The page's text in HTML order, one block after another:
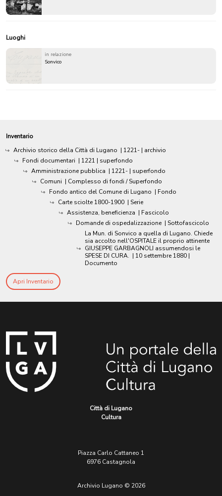
Luoghi
in relazione
Sonvico
Inventario
Archivio storico della Città di Lugano | 1221- | archivio
Fondi documentari | 1221 | superfondo
Amministrazione pubblica | 1221- | superfondo
Comuni | Complesso di fondi / Superfondo
Fondo antico del Comune di Lugano | Fondo
Carte sciolte 1800-1900 | Serie
Assistenza, beneficienza | Fascicolo
Domande di ospedalizzazione | Sottofascicolo
La Mun. di Sonvico a quella di Lugano. Chiede
sia accolto nell'OSPITALE il proprio attinente
GIUSEPPE GARBAGNOLI assumendosi le
SPESE DI CURA. | 10 settembre 1880 |
Documento
Apri Inventario
Città di Lugano
Cultura
Piazza Carlo Cattaneo 1
6976 Castagnola
Archivio Lugano © 2026